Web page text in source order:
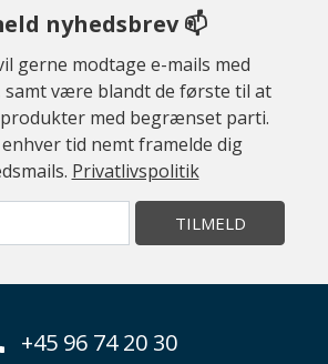
nyhedsbrev 📫
gerne modtage e-mails med
samt være blandt de første til at
med begrænset parti.
tid nemt framelde dig
Privatlivspolitik
TILMELD
+45 96 74 20 30